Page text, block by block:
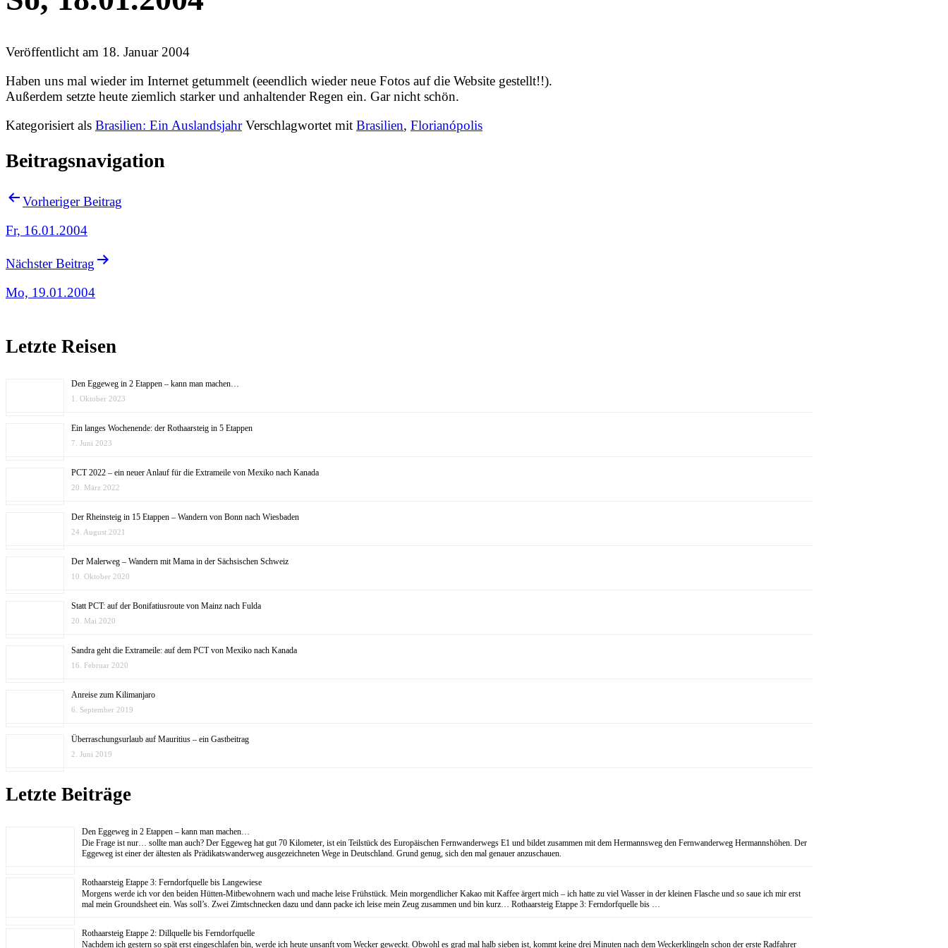
Veröffentlicht am 18. Januar 2004
Haben uns mal wieder im Internet getummelt (eeendlich wieder neue Fotos auf die Website gestellt!!).
Außerdem setzte heute ziemlich starker und anhaltender Regen ein. Gar nicht schön.
Kategorisiert als Brasilien: Ein Auslandsjahr Verschlagwortet mit Brasilien, Florianópolis
Beitragsnavigation
Vorheriger Beitrag
Fr, 16.01.2004
Nächster Beitrag
Mo, 19.01.2004
Letzte Reisen
Den Eggeweg in 2 Etappen – kann man machen…
1. Oktober 2023
Ein langes Wochenende: der Rothaarsteig in 5 Etappen
7. Juni 2023
PCT 2022 – ein neuer Anlauf für die Extrameile von Mexiko nach Kanada
20. März 2022
Der Rheinsteig in 15 Etappen – Wandern von Bonn nach Wiesbaden
24. August 2021
Der Malerweg – Wandern mit Mama in der Sächsischen Schweiz
10. Oktober 2020
Statt PCT: auf der Bonifatiusroute von Mainz nach Fulda
20. Mai 2020
Sandra geht die Extrameile: auf dem PCT von Mexiko nach Kanada
16. Februar 2020
Anreise zum Kilimanjaro
6. September 2019
Überraschungsurlaub auf Mauritius – ein Gastbeitrag
2. Juni 2019
Letzte Beiträge
Den Eggeweg in 2 Etappen – kann man machen…
Die Frage ist nur… sollte man auch? Der Eggeweg hat gut 70 Kilometer, ist ein Teilstück des Europäischen Fernwanderwegs E1 und bildet zusammen mit dem Hermannsweg den Fernwanderweg Hermannshöhen. Der
Eggeweg ist einer der ältesten als Prädikatswanderweg ausgezeichneten Wege in Deutschland. Grund genug, sich den mal genauer anzuschauen.
Rothaarsteig Etappe 3: Ferndorfquelle bis Langewiese
Morgens werde ich vor den beiden Hütten-Mitbewohnern wach und mache leise Frühstück. Mein morgendlicher Kakao mit Kaffee ärgert mich – ich hatte zu viel Wasser in der kleinen Flasche und so saue ich mir erst
mal mein Groundsheet ein. Was soll’s. Zwei Zimtschnecken dazu und dann packe ich leise mein Zeug zusammen und bin kurz… Rothaarsteig Etappe 3: Ferndorfquelle bis …
Rothaarsteig Etappe 2: Dillquelle bis Ferndorfquelle
Nachdem ich gestern so spät erst eingeschlafen bin, werde ich heute unsanft vom Wecker geweckt. Obwohl es grad mal halb sieben ist, kommt keine drei Minuten nach dem Weckerklingeln schon der erste Radfahrer